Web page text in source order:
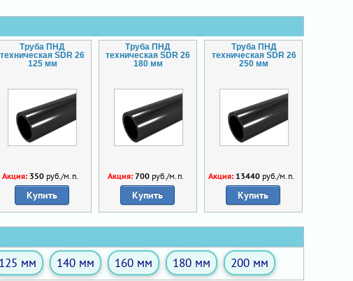
Труба ПНД
техническая SDR 26
125 мм
Акция: 350руб./м.п.
Купить
Труба ПНД
техническая SDR 26
180 мм
Акция:700 руб./м.п.
Купить
Труба ПНД
техническая SDR 26
250 мм
Акция: 13440 руб./м.п.
Купить
125 мм 140 мм 160 мм 180 мм 200 мм